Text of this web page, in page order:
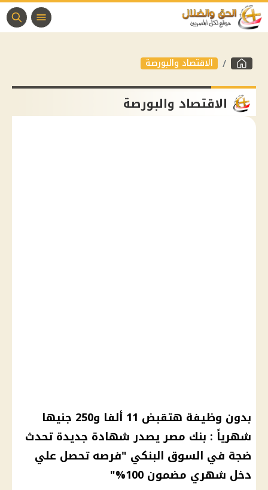
الاقتصاد والبورصة
الاقتصاد والبورصة
بدون وظيفة هتقبض 11 ألفا و250 جنيها
شهرياً : بنك مصر يصدر شهادة جديدة تحدث
ضجة في السوق البنكي "فرصه تحصل علي
دخل شهري مضمون 100%"